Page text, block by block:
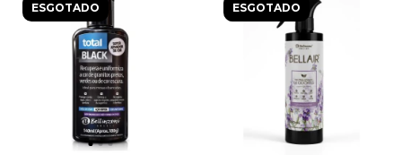
ESGOTADO ESGOTADO